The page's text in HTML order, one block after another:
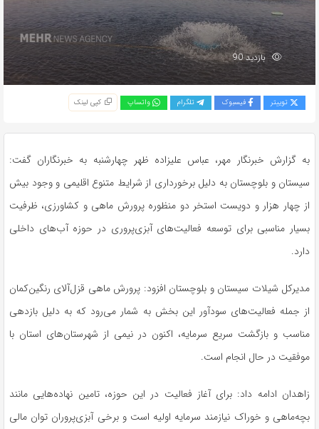
بازدید 90
توییتر فیسبوک تلگرام واتساپ کپی لینک
به گزارش خبرنگار مهر، عباس علیزاده ظهر چهارشنبه به خبرنگاران گفت:
سیستان‌ و بلوچستان به دلیل برخورداری از شرایط متنوع اقلیمی و وجود بیش
از چهار هزار و دویست استخر دو منظوره پرورش ماهی و کشاورزی، ظرفیت
بسیار مناسبی برای توسعه فعالیت‌های آبزی‌پروری در حوزه آب‌های داخلی
دارد.
مدیرکل شیلات سیستان‌ و بلوچستان افزود: پرورش ماهی قزل‌آلای رنگین‌کمان
از جمله فعالیت‌های سودآور این بخش به شمار می‌رود که به دلیل بازدهی
مناسب و بازگشت سریع سرمایه، اکنون در نیمی از شهرستان‌های استان با
موفقیت در حال انجام است.
زاهدان ادامه داد: برای آغاز فعالیت در این حوزه، تامین نهاده‌هایی مانند
بچه‌ماهی و خوراک نیازمند سرمایه اولیه است و برخی آبزی‌پروران توان مالی